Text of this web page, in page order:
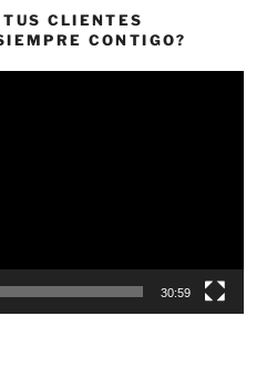
CLIENTES
CONTIGO?
30:59